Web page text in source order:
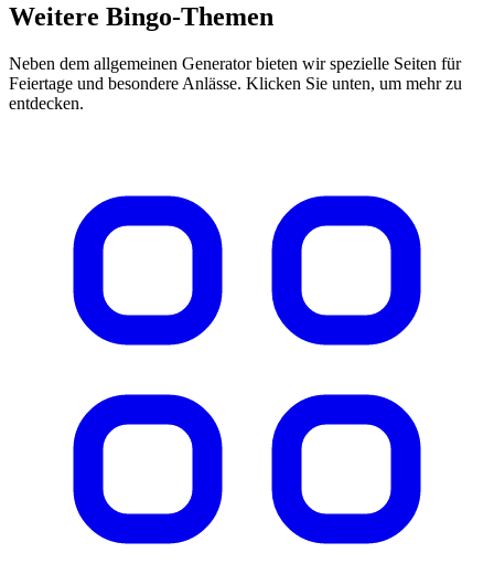
Weitere Bingo-Themen
Neben dem allgemeinen Generator bieten wir spezielle Seiten für
Feiertage und besondere Anlässe. Klicken Sie unten, um mehr zu
entdecken.